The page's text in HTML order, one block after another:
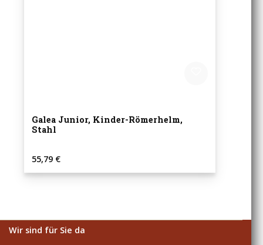
Galea Junior, Kinder-Römerhelm,
Stahl
Regulärer Preis:
55,79 €
Wir sind für Sie da